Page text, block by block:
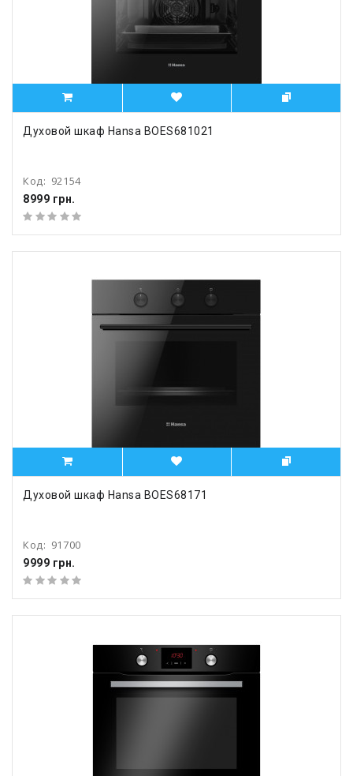
Духовой шкаф Hansa BOES681021
Код: 92154
8999 грн.
Духовой шкаф Hansa BOES68171
Код: 91700
9999 грн.